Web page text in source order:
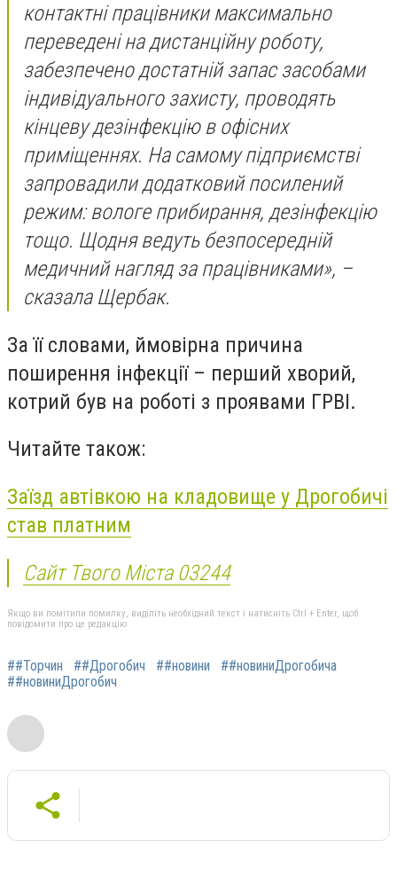
контактні працівники максимально
переведені на дистанційну роботу,
забезпечено достатній запас засобами
індивідуального захисту, проводять
кінцеву дезінфекцію в офісних
приміщеннях. На самому підприємстві
запровадили додатковий посилений
режим: вологе прибирання, дезінфекцію
тощо. Щодня ведуть безпосередній
медичний нагляд за працівниками», –
сказала Щербак.
За її словами, ймовірна причина
поширення інфекції – перший хворий,
котрий був на роботі з проявами ГРВІ.
Читайте також:
Заїзд автівкою на кладовище у Дрогобичі
став платним
Сайт Твого Міста 03244
Якщо ви помітили помилку, виділіть необхідний текст і натисніть Ctrl + Enter, щоб
повідомити про це редакцію
##Торчин ##Дрогобич ##новини
##новиниДрогобича
##новиниДрогобич